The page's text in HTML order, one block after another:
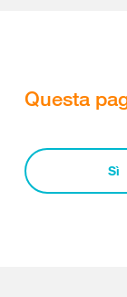
Questa
Sì